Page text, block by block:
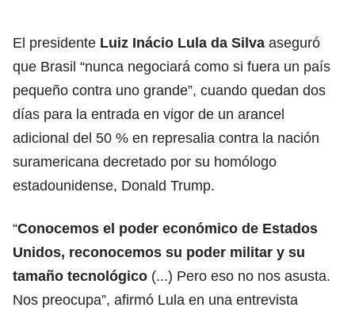
El presidente Luiz Inácio Lula da Silva aseguró
que Brasil “nunca negociará como si fuera un país
pequeño contra uno grande”, cuando quedan dos
días para la entrada en vigor de un arancel
adicional del 50 % en represalia contra la nación
suramericana decretado por su homólogo
estadounidense, Donald Trump.
“Conocemos el poder económico de Estados
Unidos, reconocemos su poder militar y su
tamaño tecnológico (...) Pero eso no nos asusta.
Nos preocupa”, afirmó Lula en una entrevista